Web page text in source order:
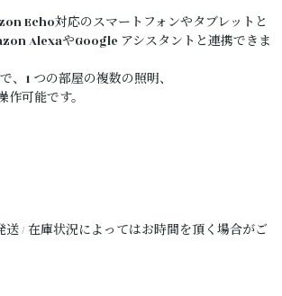
Echo対応のスマートフォンやタブレットと
AlexaやGoogle アシスタントと連携できま
、1 つの部屋の複数の照明、
作可能です。
/ 在庫状況によってはお時間を頂く場合がご